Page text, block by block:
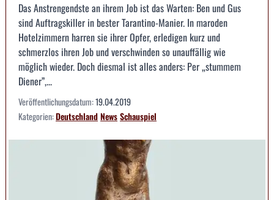
Das Anstrengendste an ihrem Job ist das Warten: Ben und Gus
sind Auftragskiller in bester Tarantino-Manier. In maroden
Hotelzimmern harren sie ihrer Opfer, erledigen kurz und
schmerzlos ihren Job und verschwinden so unauffällig wie
möglich wieder. Doch diesmal ist alles anders: Per „stummem
Diener”,...
Veröffentlichungsdatum:19.04.2019
Kategorien:DeutschlandNewsSchauspiel